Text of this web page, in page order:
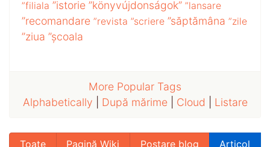
”filiala ”istorie ”könyvújdonságok” ”lansare
”recomandare ”revista ”scriere ”săptămâna ”zile
”ziua ”școala
More Popular Tags
Alphabetically
După mărime| Cloud Listare
Toate Pagină Wiki Postare blog
Articol